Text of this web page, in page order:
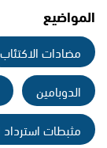
المواضيع
مضادات الاكتئاب
الدوبامين
مثبطات استرداد